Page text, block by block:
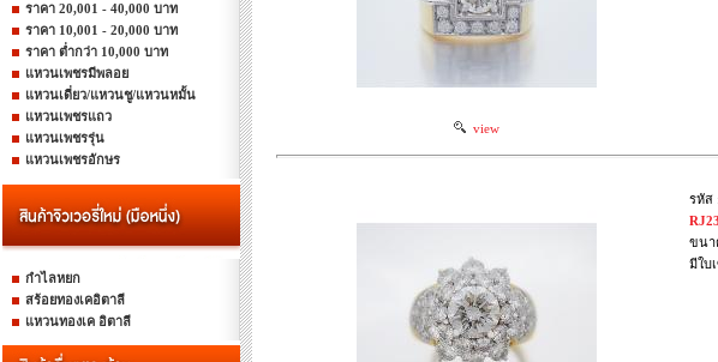
ราคา 20,001 - 40,000 บาท
ราคา 10,001 - 20,000 บาท
ราคา ต่ำกว่า 10,000 บาท
แหวนเพชรมีพลอย
แหวนเดี่ยว/แหวนชู/แหวนหมั้น
แหวนเพชรแถว
แหวนเพชรรุ่น
แหวนเพชรอักษร
กำไลหยก
สร้อยทองเคอิตาลี
แหวนทองเค อิตาลี
view
รหัส
ขนา
มีใบ